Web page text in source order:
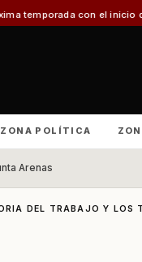
Enprotur Patagonia 2026
ZONA POLÍTICA
Arenas
DEL TRABAJO Y LOS